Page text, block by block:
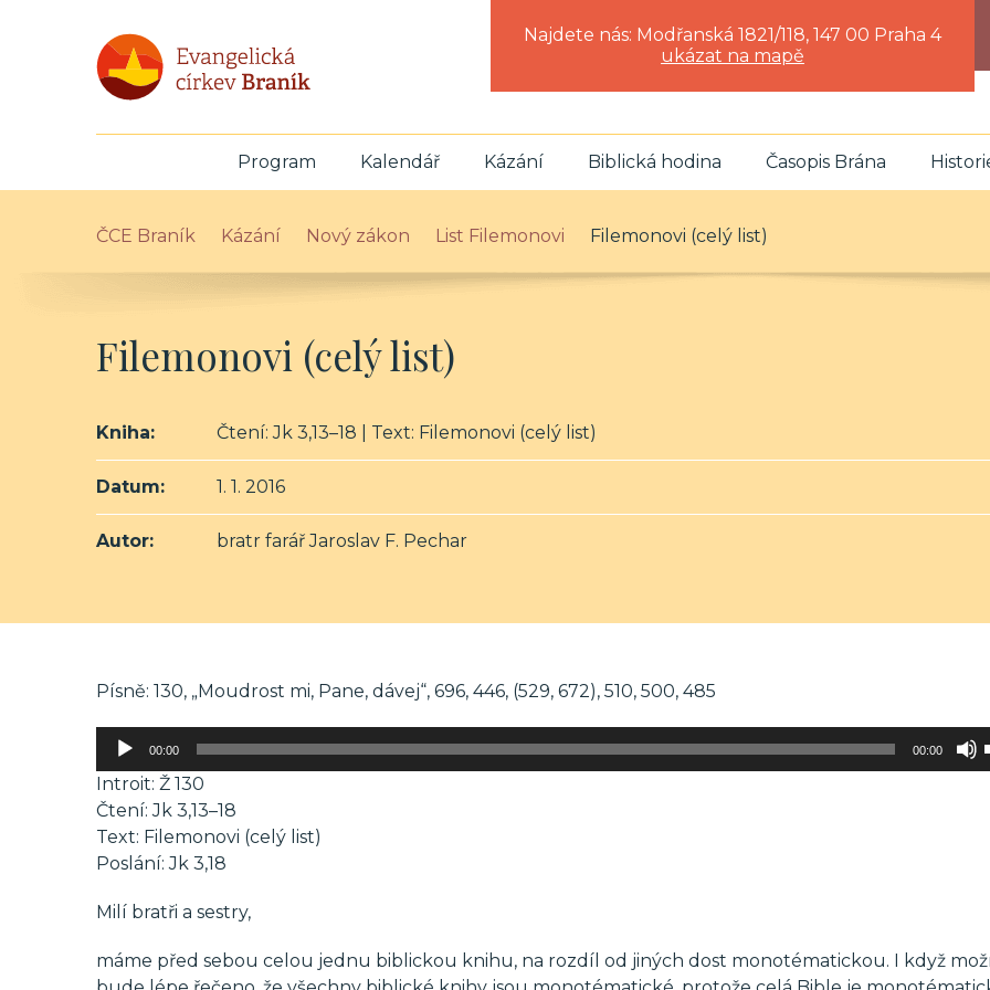
Najdete nás: Modřanská 1821/118, 147 00 Praha 4
ukázat na mapě
Program Kalendář Kázání Biblická hodina Časopis Brána
ČCE Braník Kázání Nový zákon List Filemonovi Filemonovi (celý list)
Filemonovi (celý list)
Kniha: Čtení: Jk 3,13–18 | Text: Filemonovi (celý list)
Datum: 1. 1. 2016
Autor: bratr farář Jaroslav F. Pechar
Písně: 130, „Moudrost mi, Pane, dávej“, 696, 446, (529, 672), 510, 500, 485
Audio
00:00 00:00
Introit: Ž 130
Čtení: Jk 3,13–18
Text: Filemonovi (celý list)
Poslání: Jk 3,18
Milí bratři a sestry,
máme před sebou celou jednu biblickou knihu, na rozdíl od jiných dost monotématickou. I když